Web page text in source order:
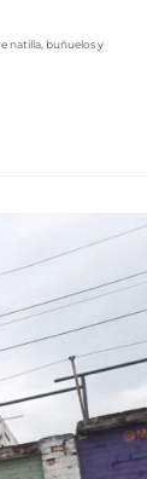
natilla, buñuelos y